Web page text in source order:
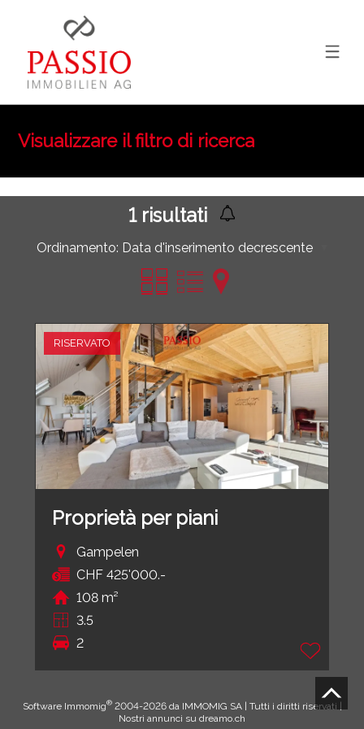
Visualizzare il filtro di ricerca
1risultati
Ordinamento: Data d'inserimento decrescente
RISERVATO
Proprietà per piani
Gampelen
CHF 425'000.-
108 m²
3.5
2
Software Immomig®2004-2026 da IMMOMIG SA | Tutti i diritti riservati |
Nostri annunci su dreamo.ch